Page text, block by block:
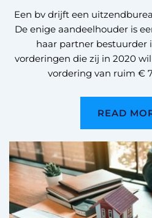
Een bv drijft een
De enige aandeelhouder is
haar partner bestuurder
vorderingen die zij in 2020
vordering van ruim €
READ